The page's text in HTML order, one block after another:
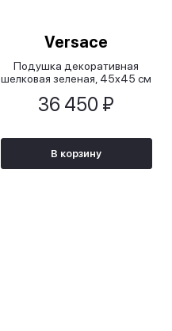
Versace
Подушка декоративная
шелковая зеленая, 45x45 см
36 450 ₽
В корзину